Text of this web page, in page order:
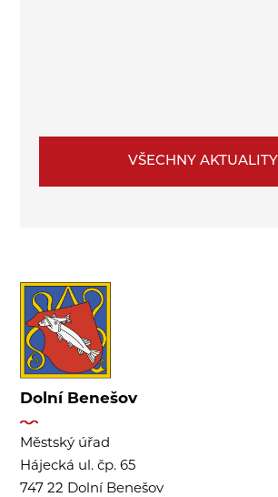
VŠECHNY AKTUALITY
Dolní Benešov
Městský úřad
Hájecká ul. čp. 65
747 22 Dolní Benešov